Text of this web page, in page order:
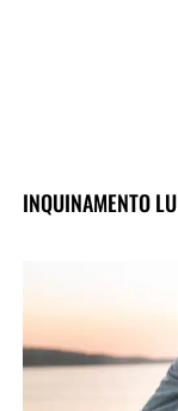
INQUINAMENTO